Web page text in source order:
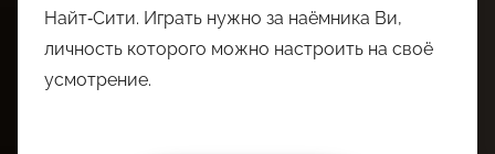
Найт‑Сити. Играть нужно за наёмника Ви,
личность которого можно настроить на своё
усмотрение.